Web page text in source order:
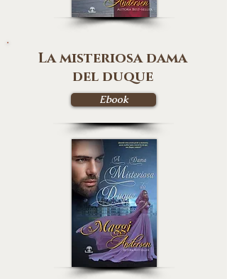
La misteriosa dama
del duque
Ebook